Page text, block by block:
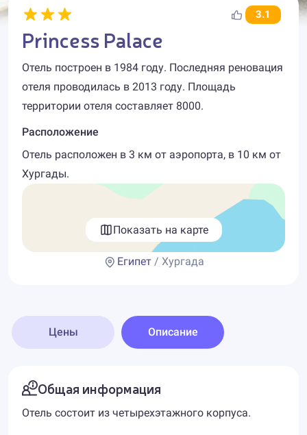
3.1
Princess Palace
Отель построен в 1984 году. Последняя реновация
отеля проводилась в 2013 году. Площадь
территории отеля составляет 8000.
Расположение
Отель расположен в 3 км от аэропорта, в 10 км от
Хургады.
Показать на карте
Египет / Хургада
Цены Описание
Общая информация
Отель состоит из четырехэтажного корпуса.